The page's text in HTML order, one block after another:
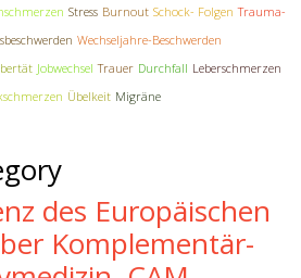
Stress Burnout Schock- Folgen Trauma-
Wechseljahre-Beschwerden
Jobwechsel Trauer Durchfall Leberschmerzen
Übelkeit Migräne
des Europäischen
Komplementär-